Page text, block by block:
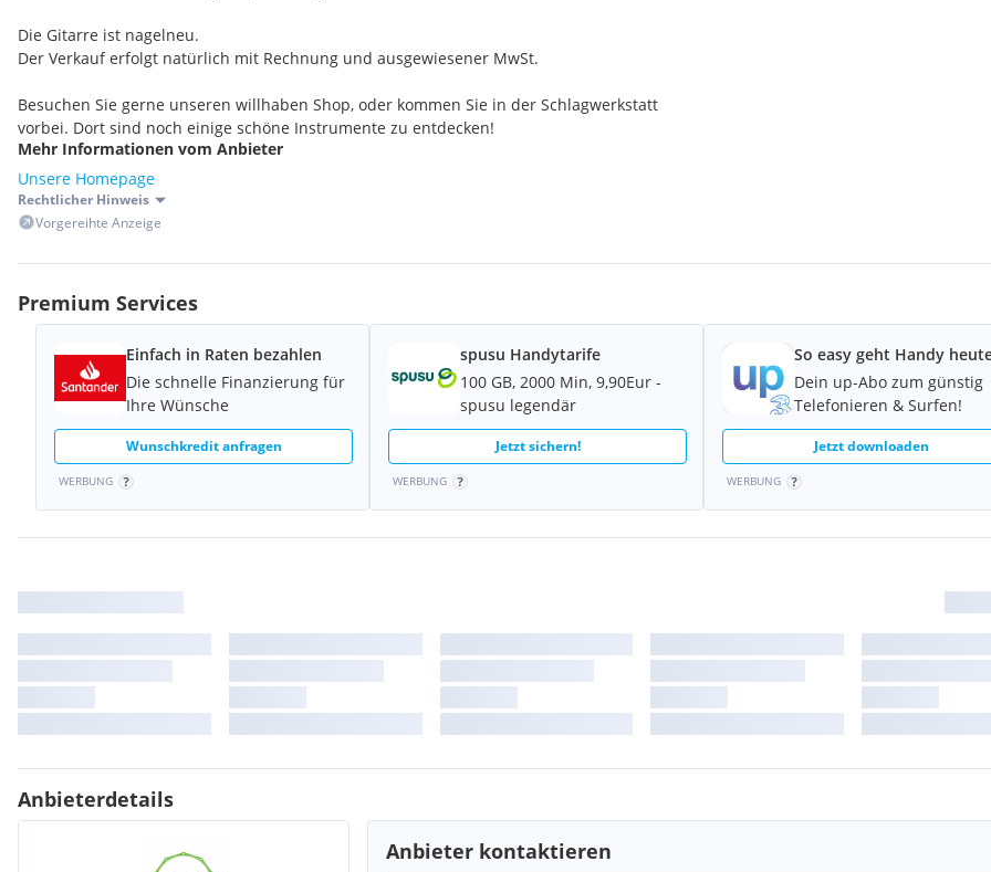
Die Gitarre ist nagelneu.
Der Verkauf erfolgt natürlich mit Rechnung und ausgewiesener MwSt.
Besuchen Sie gerne unseren willhaben Shop, oder kommen Sie in der Schlagwerkstatt
vorbei. Dort sind noch einige schöne Instrumente zu entdecken!
Mehr Informationen vom Anbieter
Unsere Homepage
Rechtlicher Hinweis
Vorgereihte Anzeige
Premium Services
Einfach in Raten bezahlen
Die schnelle Finanzierung für
Ihre Wünsche
Wunschkredit anfragen
WERBUNG
spusu Handytarife
100 GB, 2000 Min, 9,90Eur -
spusu legendär
Jetzt sichern!
WERBUNG
So easy geht Handy
Dein up-Abo zum günstig
Telefonieren & Surfen!
Jetzt downloaden
WERBUNG
Anbieterdetails
Anbieter kontaktieren